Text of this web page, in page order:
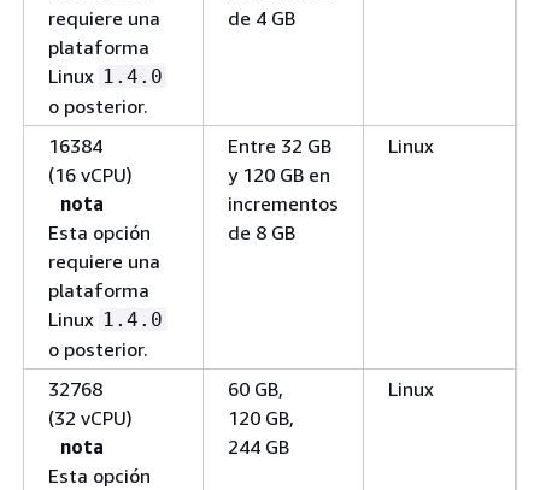
requiere una
plataforma
Linux 1.4.0
o posterior.
de 4 GB
16384
(16 vCPU)
nota
Esta opción
requiere una
plataforma
Linux 1.4.0
o posterior.
Entre 32 GB
y 120 GB en
incrementos
de 8 GB
Linux
32768
(32 vCPU)
nota
Esta opción
60 GB,
120 GB,
244 GB
Linux